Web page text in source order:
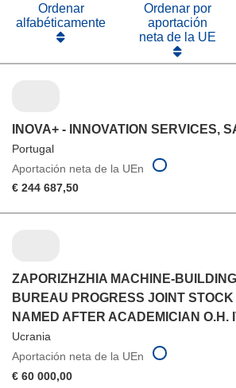
Ordenar
alfabéticamente
Ordenar por
aportación
neta de la UE
INOVA+ - INNOVATION SERVICES,
Portugal
Aportación neta de la UEn
€ 244 687,50
ZAPORIZHZHIA MACHINE-
BUREAU PROGRESS JOINT
NAMED AFTER ACADEMICIAN O.H.
Ucrania
Aportación neta de la UEn
€ 60 000,00